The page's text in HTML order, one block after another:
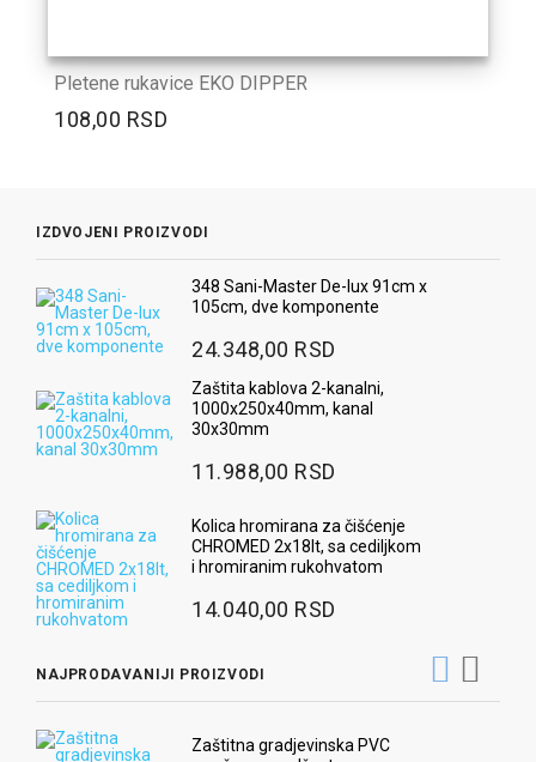
Pletene rukavice EKO DIPPER
108,00 RSD
IZDVOJENI PROIZVODI
348 Sani-Master De-lux 91cm x
105cm, dve komponente
24.348,00 RSD
Zaštita kablova 2-kanalni,
1000x250x40mm, kanal
30x30mm
11.988,00 RSD
Kolica hromirana za čišćenje
CHROMED 2x18lt, sa cediljkom
i hromiranim rukohvatom
14.040,00 RSD
NAJPRODAVANIJI PROIZVODI
Zaštitna gradjevinska PVC